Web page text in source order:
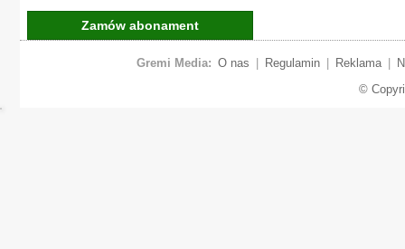
Zamów abonament
Gremi Media: O nas Regulamin Reklama
©